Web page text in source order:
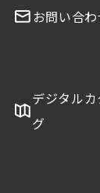
お問い合
デジタルカ
グ